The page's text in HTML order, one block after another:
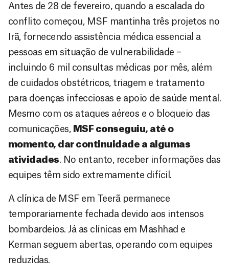
Antes de 28 de fevereiro, quando a escalada do
conflito começou, MSF mantinha três projetos no
Irã, fornecendo assistência médica essencial a
pessoas em situação de vulnerabilidade –
incluindo 6 mil consultas médicas por mês, além
de cuidados obstétricos, triagem e tratamento
para doenças infecciosas e apoio de saúde mental.
Mesmo com os ataques aéreos e o bloqueio das
comunicações,
MSF conseguiu, até o
momento, dar continuidade a algumas
atividades. No entanto, receber informações das
equipes têm sido extremamente difícil.
A clínica de MSF em Teerã permanece
temporariamente fechada devido aos intensos
bombardeios. Já as clínicas em Mashhad e
Kerman seguem abertas, operando com equipes
reduzidas.